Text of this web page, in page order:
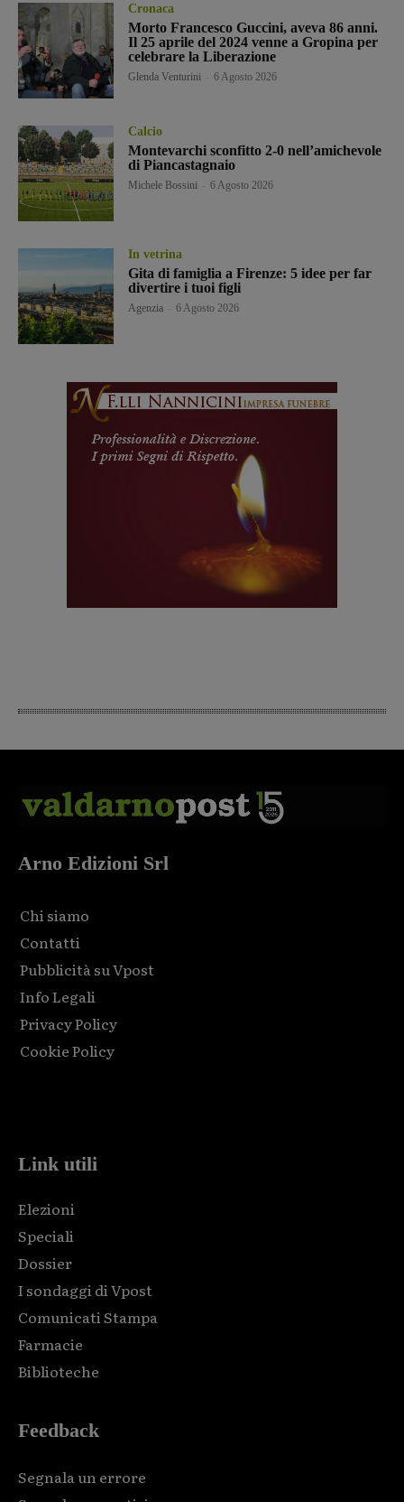
Cronaca
Morto Francesco Guccini, aveva 86 anni.
Il 25 aprile del 2024 venne a Gropina per
celebrare la Liberazione
Glenda Venturini 6 Agosto 2026
Calcio
Montevarchi sconfitto 2-0 nell’amichevole
di Piancastagnaio
Michele Bossini 6 Agosto 2026
In vetrina
Gita di famiglia a Firenze: 5 idee per far
divertire i tuoi figli
Agenzia 6 Agosto 2026
Arno Edizioni Srl
Chi siamo
Contatti
Pubblicità su Vpost
Info Legali
Privacy Policy
Cookie Policy
Link utili
Elezioni
Speciali
Dossier
I sondaggi di Vpost
Comunicati Stampa
Farmacie
Biblioteche
Feedback
Segnala un errore